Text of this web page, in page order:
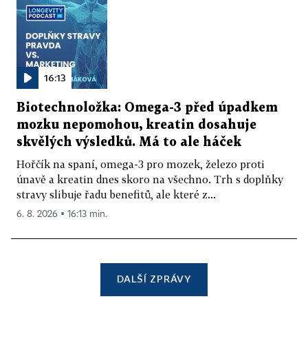
16:13
Biotechnoložka: Omega-3 před úpadkem
mozku nepomohou, kreatin dosahuje
skvělých výsledků. Má to ale háček
Hořčík na spaní, omega-3 pro mozek, železo proti
únavě a kreatin dnes skoro na všechno. Trh s doplňky
stravy slibuje řadu benefitů, ale které z...
6. 8. 2026 ▪ 16:13 min.
DALŠÍ ZPRÁVY